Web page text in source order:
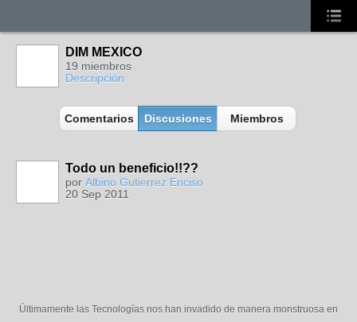
DIM MEXICO
19 miembros
Descripción
Comentarios Discusiones Miembros
Todo un beneficio!!??
por Albino Gutierrez Enciso
20 Sep 2011
Últimamente las Tecnologías nos han invadido de manera monstruosa en